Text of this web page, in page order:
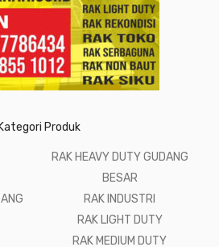
Kategori Produk
RAK HEAVY DUTY GUDANG
BESAR
RAK INDUSTRI
RAK LIGHT DUTY
RAK MEDIUM DUTY